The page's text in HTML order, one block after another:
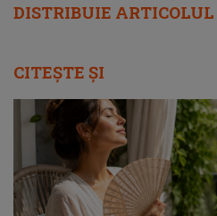
DISTRIBUIE ARTICOLUL
CITEȘTE ȘI